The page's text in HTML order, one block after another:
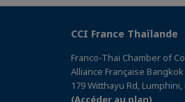
CCI France Thaïlande
Franco-Thai Chamber of
Alliance Française
179 Witthayu Rd,
(Accéder au plan)